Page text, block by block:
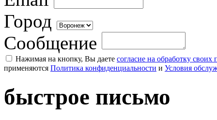
Город
Сообщение
Нажимая на кнопку, Вы даете согласие на обработку
применяются Политика конфиденциальности и Условия
быстрое письмо